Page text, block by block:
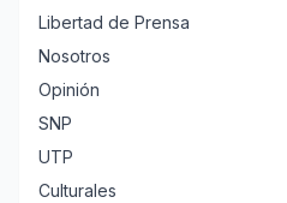
Libertad de Prensa
Nosotros
Opinión
SNP
UTP
Culturales